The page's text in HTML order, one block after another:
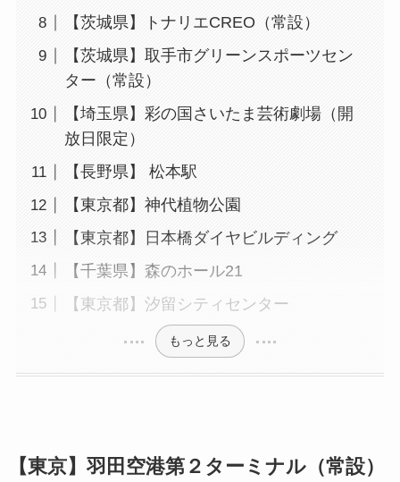
【茨城県】トナリエCREO（常設）
【茨城県】取手市グリーンスポーツセン
ター（常設）
【埼玉県】彩の国さいたま芸術劇場（開
放日限定）
【長野県】 松本駅
【東京都】神代植物公園
【東京都】日本橋ダイヤビルディング
【千葉県】森のホール21
【東京都】汐留シティセンター
もっと見る
【東京】羽田空港第２ターミナル（常設）